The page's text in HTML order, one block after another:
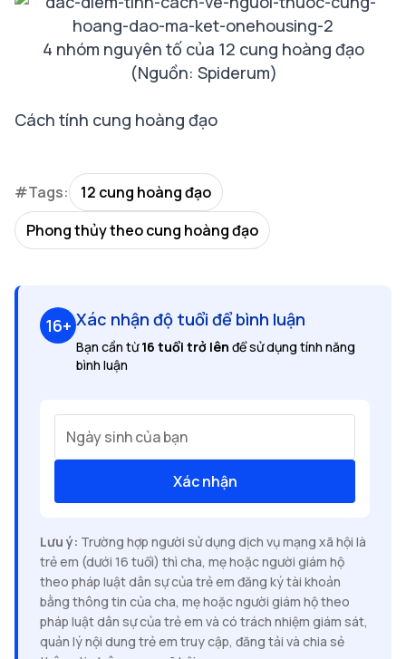
4 nhóm nguyên tố của 12 cung hoàng đạo
(Nguồn: Spiderum)
Cách tính cung hoàng đạo
#Tags:
12 cung hoàng đạo
Phong thủy theo cung hoàng đạo
16+ Xác nhận độ tuổi để bình luận
Bạn cần từ16 tuổi trở lên để sử dụng tính năng
bình luận
Ngày sinh của bạn
Xác nhận
Lưu ý: Trường hợp người sử dụng dịch vụ mạng xã hội là
trẻ em (dưới 16 tuổi) thì cha, mẹ hoặc người giám hộ
theo pháp luật dân sự của trẻ em đăng ký tài khoản
bằng thông tin của cha, mẹ hoặc người giám hộ theo
pháp luật dân sự của trẻ em và có trách nhiệm giám sát,
quản lý nội dung trẻ em truy cập, đăng tải và chia sẻ